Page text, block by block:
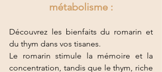
métabolisme :
Découvrez les bienfaits du romarin et
du thym dans vos tisanes.
Le romarin stimule la mémoire et la
concentration, tandis que le thym, riche